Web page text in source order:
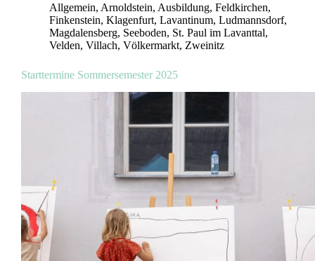
Allgemein, Arnoldstein, Ausbildung, Feldkirchen,
Finkenstein, Klagenfurt, Lavantinum, Ludmannsdorf,
Magdalensberg, Seeboden, St. Paul im Lavanttal,
Velden, Villach, Völkermarkt, Zweinitz
Starttermine Sommersemester 2025